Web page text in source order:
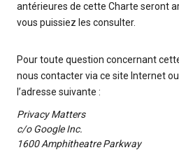
antérieures de cette Charte seront
vous puissiez les consulter.
Pour toute question concernant
nous contacter via ce site Internet
l’adresse suivante :
Privacy Matters
c/o Google Inc.
1600 Amphitheatre Parkway